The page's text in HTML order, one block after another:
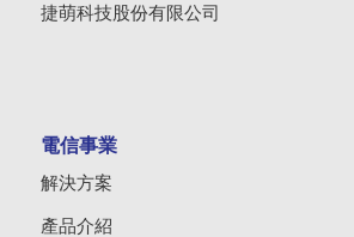
捷萌科技股份有限公司
電信事業
解決方案
產品介紹